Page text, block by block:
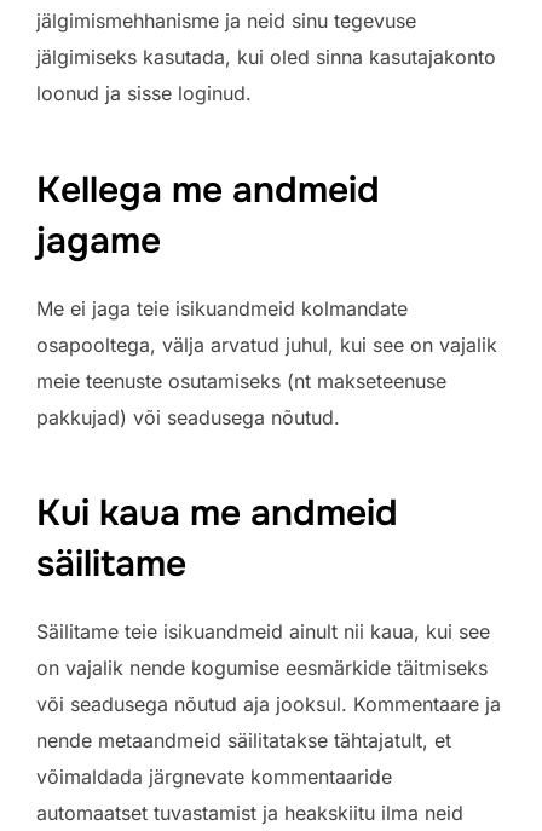
jälgimismehhanisme ja neid sinu tegevuse
jälgimiseks kasutada, kui oled sinna kasutajakonto
loonud ja sisse loginud.
Kellega me andmeid
jagame
Me ei jaga teie isikuandmeid kolmandate
osapooltega, välja arvatud juhul, kui see on vajalik
meie teenuste osutamiseks (nt makseteenuse
pakkujad) või seadusega nõutud.
Kui kaua me andmeid
säilitame
Säilitame teie isikuandmeid ainult nii kaua, kui see
on vajalik nende kogumise eesmärkide täitmiseks
või seadusega nõutud aja jooksul. Kommentaare ja
nende metaandmeid säilitatakse tähtajatult, et
võimaldada järgnevate kommentaaride
automaatset tuvastamist ja heakskiitu ilma neid